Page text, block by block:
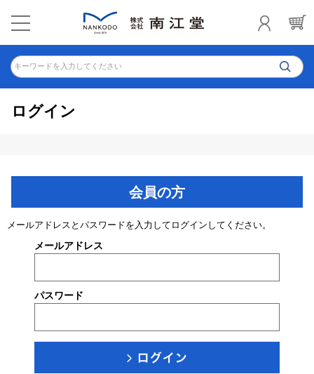
キーワードを入力してください
ログイン
会員の方
メールアドレスとパスワードを入力してログインしてください。
メールアドレス
パスワード